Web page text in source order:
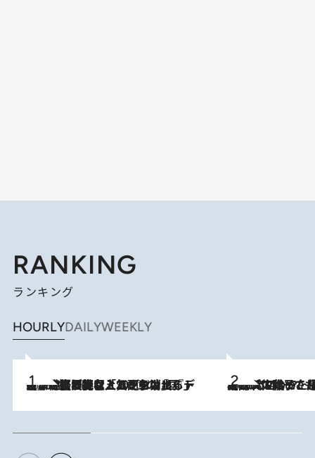
RANKING
ランキング
HOURLYDAILYWEEKLY
2026.8.5
【なぜ吉沢亮は「気配を消せる」のか？】興行収入208億の『国宝』を経て挑むミュージカル『ディア・エヴァン・ハンセン』。トップ俳優が舞台上でさらけ出した“孤独”とは 2026.8.5
【阿川佐和子さんの年とる力】なぜ70代で始めた趣味は“こんなに楽しい”のか？ ピアノ、俳句…スランプに陥っても続けられる“ある秘訣”とは